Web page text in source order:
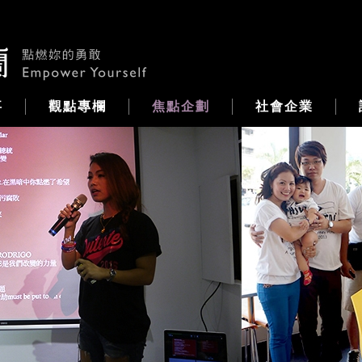
觀點專欄 焦點企劃 社會企業